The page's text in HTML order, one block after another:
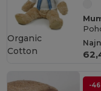
Organic
Cotton
-